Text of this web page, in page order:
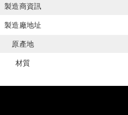
製造商資訊
製造廠地址
原產地
材質